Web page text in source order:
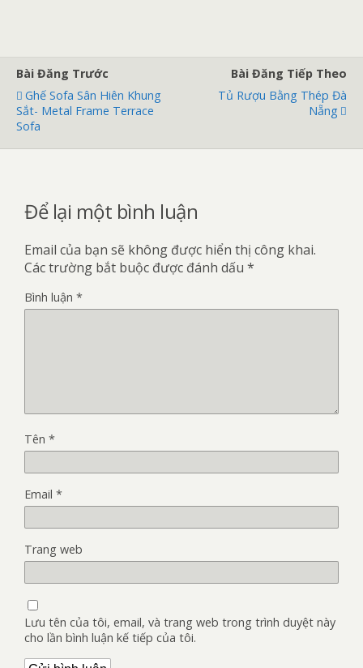
Bài Đăng Trước
Ghế Sofa Sân Hiên Khung
Sắt- Metal Frame Terrace
Sofa
Bài Đăng Tiếp Theo
Tủ Rượu Bằng Thép Đà
Nẵng
Để lại một bình luận
Email của bạn sẽ không được hiển thị công khai.
Các trường bắt buộc được đánh dấu *
Bình luận *
Tên *
Email *
Trang web
Lưu tên của tôi, email, và trang web trong trình duyệt này
cho lần bình luận kế tiếp của tôi.